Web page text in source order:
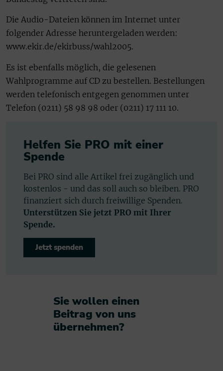
Die Audio-Dateien können im Internet unter
folgender Adresse heruntergeladen werden:
www.ekir.de/ekirbuss/wahl2005.
Es ist ebenfalls möglich, die gelesenen
Wahlprogramme auf CD zu bestellen. Bestellungen
werden telefonisch entgegen genommen unter
Telefon (0211) 58 98 98 oder (0211) 17 111 10.
Helfen Sie PRO mit einer
Spende
Bei PRO sind alle Artikel frei zugänglich und
kostenlos - und das soll auch so bleiben. PRO
finanziert sich durch freiwillige Spenden.
Unterstützen Sie jetzt PRO mit Ihrer
Spende.
Jetzt spenden
Sie wollen einen
Beitrag von uns
übernehmen?​